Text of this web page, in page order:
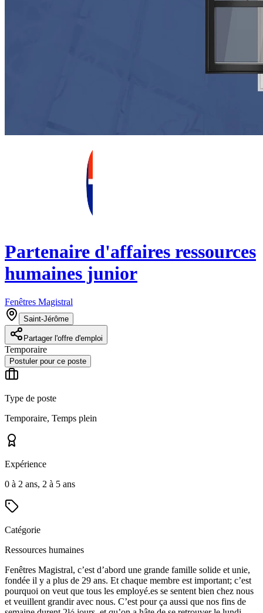
Partenaire d'affaires ressources
humaines junior
Fenêtres Magistral
Saint-Jérôme
Partager l'offre d'emploi
Temporaire
Postuler pour ce poste
Type de poste
Temporaire, Temps plein
Expérience
0 à 2 ans, 2 à 5 ans
Catégorie
Ressources humaines
Fenêtres Magistral, c’est d’abord une grande famille solide et unie,
fondée il y a plus de 29 ans. Et chaque membre est important; c’est
pourquoi on veut que tous les employé.es se sentent bien chez nous
et veuillent grandir avec nous. C’est pour ça aussi que nos fins de